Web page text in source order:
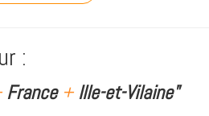
:
France +Ille-et-Vilaine"